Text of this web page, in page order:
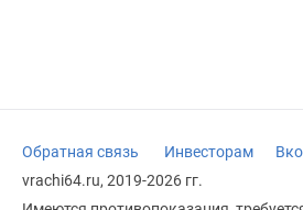
Обратная связь Инвесторам
vrachi64.ru, 2019-2026 гг.